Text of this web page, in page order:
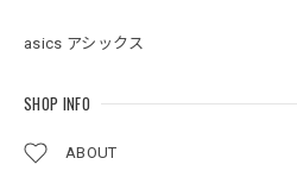
asics アシックス
SHOP INFO
ABOUT